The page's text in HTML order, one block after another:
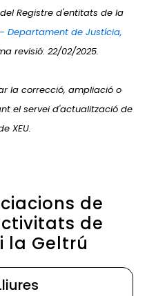
Registre d'entitats de la
Departament de Justícia,
revisió: 22/02/2025.
la correcció, ampliació o
el servei d'actualització de
XEU.
de
de
la Geltrú